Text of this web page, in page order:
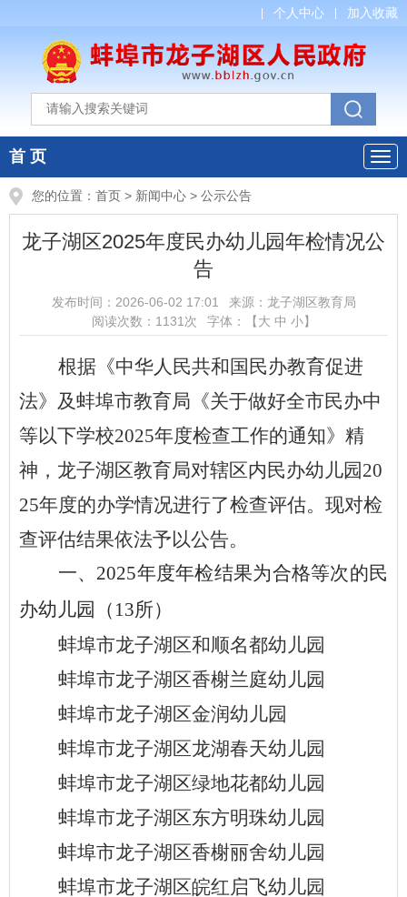
个人中心 加入收藏
首 页
您的位置： 首页 > 新闻中心 > 公示公告
龙子湖区2025年度民办幼儿园年检情况公
告
发布时间： 2026-06-02 17:01 来源： 龙子湖区教育局
阅读次数： 1131 次 字体：【大 中 小】
根据《中华人民共和国民办教育促进
法》及蚌埠市教育局《关于做好全市民办中
等以下学校2025年度检查工作的通知》精
神， 龙子湖 区教育局对辖区内民办幼儿园20
25年度的办学情况进行了检查评估。现对检
查评估结果依法予以公告。
一、 2025年度年检结果为合格等次的民
办幼儿园 （ 13所）
蚌埠市龙子湖区和顺名都幼儿园
蚌埠市龙子湖区香榭兰庭幼儿园
蚌埠市龙子湖区金润幼儿园
蚌埠市龙子湖区龙湖春天幼儿园
蚌埠市龙子湖区绿地花都幼儿园
蚌埠市龙子湖区东方明珠幼儿园
蚌埠市龙子湖区香榭丽舍幼儿园
蚌埠市龙子湖区皖红启飞幼儿园